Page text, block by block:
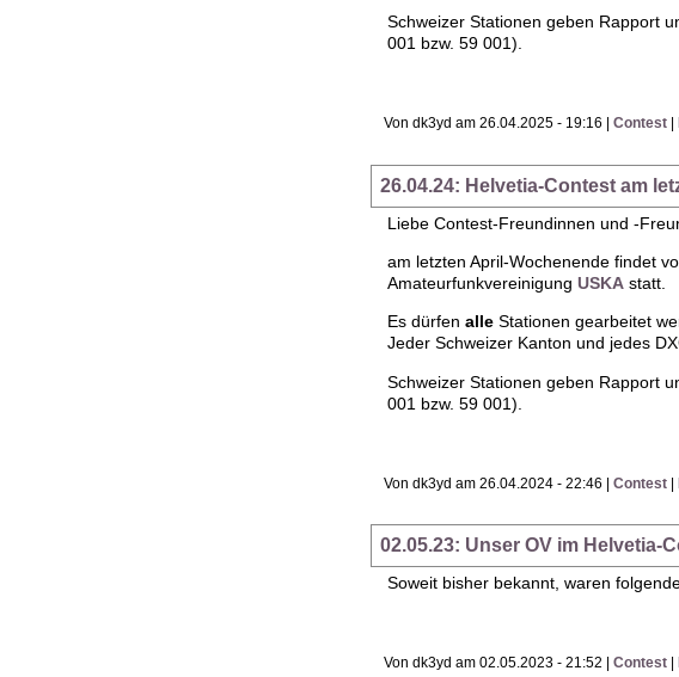
Schweizer Stationen geben Rapport
001 bzw. 59 001).
Von dk3yd am 26.04.2025 - 19:16 |Contest
26.04.24: Helvetia-Contest am
Liebe Contest-Freundinnen und -
am letzten April-Wochenende findet
Amateurfunkvereinigung USKAstatt.
Es dürfen alleStationen gearbeitet
Jeder Schweizer Kanton und jedes
Schweizer Stationen geben Rapport
001 bzw. 59 001).
Von dk3yd am 26.04.2024 - 22:46 |Contest
02.05.23: Unser OV im Helvetia-
Soweit bisher bekannt, waren
Von dk3yd am 02.05.2023 - 21:52 |Contest